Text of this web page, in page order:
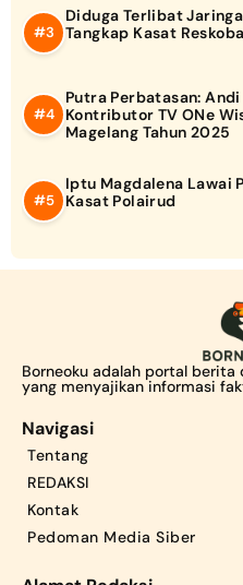
Diduga Terlibat
Tangkap Kasat
Putra Perbatasan:
Kontributor TV ONe
Magelang Tahun 2025
Iptu Magdalena Lawai
Kasat Polairud
Borneoku adalah portal berita
yang menyajikan informasi
Navigasi
Tentang
REDAKSI
Kontak
Pedoman Media Siber